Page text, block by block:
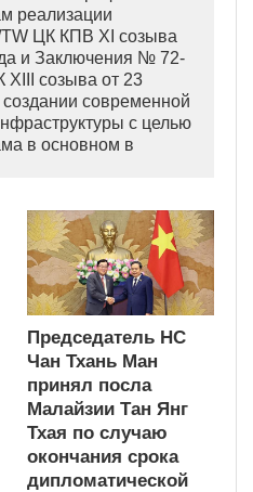
реализации
ЦК КПВ XI созыва
и Заключения № 72-
созыва от 23
современной
с целью
в основном в
Председатель НС
Чан Тхань Ман
принял посла
Малайзии Тан Янг
Тхая по случаю
окончания срока
дипломатической